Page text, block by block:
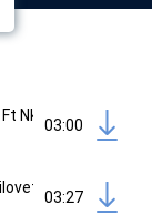
Nkeeei & Artem
03:00
03:27